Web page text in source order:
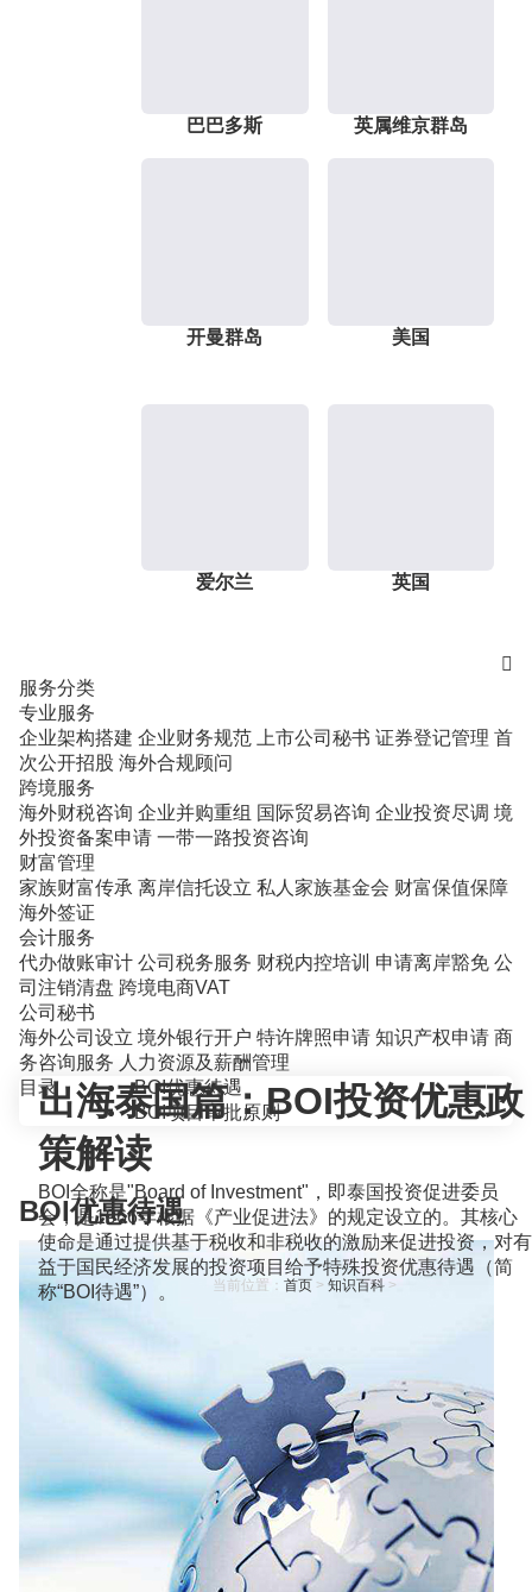
巴巴多斯 英属维京群岛
开曼群岛 美国
爱尔兰 英国

服务分类
专业服务
企业架构搭建 企业财务规范 上市公司秘书 证券登记管理 首
次公开招股 海外合规顾问
跨境服务
海外财税咨询 企业并购重组 国际贸易咨询 企业投资尽调 境
外投资备案申请 一带一路投资咨询
财富管理
家族财富传承 离岸信托设立 私人家族基金会 财富保值保障
海外签证
会计服务
代办做账审计 公司税务服务 财税内控培训 申请离岸豁免 公
司注销清盘 跨境电商VAT
公司秘书
海外公司设立 境外银行开户 特许牌照申请 知识产权申请 商
务咨询服务 人力资源及薪酬管理
当前位置： 首页> 知识百科>
出海泰国篇：BOI投资优惠政
策解读
BOI全称是"Board of Investment"，即泰国投资促进委员
会，是1966年根据《产业促进法》的规定设立的。其核心
使命是通过提供基于税收和非税收的激励来促进投资，对有
益于国民经济发展的投资项目给予特殊投资优惠待遇（简
称“BOI待遇”）。
目录
BOI优惠待遇
BOI项目审批原则
BOI优惠待遇